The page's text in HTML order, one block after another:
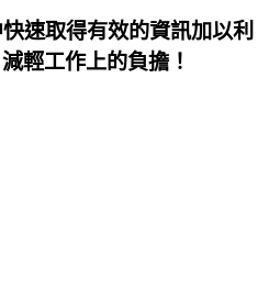
速取得有效的資訊加以利
輕工作上的負擔！